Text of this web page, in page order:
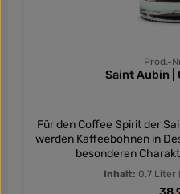
Prod.-
Saint Aubin |
Für den Coffee Spirit der
werden Kaffeebohnen in
besonderen
Inhalt: 0.7 Liter